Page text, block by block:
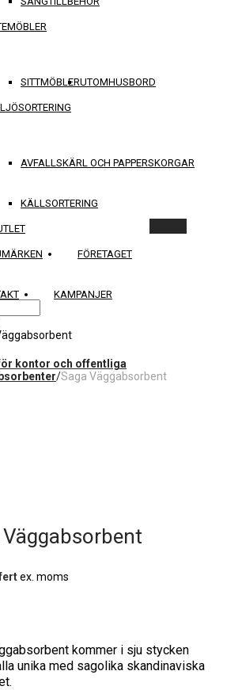
SITTMÖBLERUTOMHUSBORD
AVFALLSKÄRL OCH PAPPERSKORGAR
KÄLLSORTERING
FÖRETAGET
KAMPANJER
kontor och offentliga
/Saga Väggabsorbent
Väggabsorbent
ex. moms
kommer i sju stycken
unika med sagolika skandinaviska